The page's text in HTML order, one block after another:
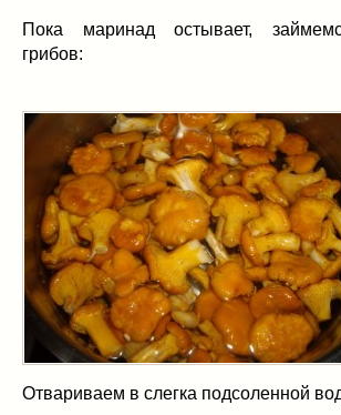
Пока маринад остывает,
грибов:
Отвариваем в слегка подсоленной